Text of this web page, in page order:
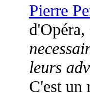
Pierre
leurs
C'est un